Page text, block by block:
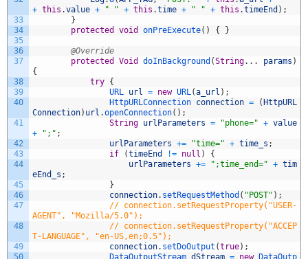
33
34
35
36
37
38
39
40
41
42
43
44
45
46
47
48
49
50
+ this .value + " " + this .time + " " + this .timeEnd ) ;
}
protected
void onPreExecute( ) { }
@Override
protected
Void doInBackground (String. . . params )
{
try {
URL url = new URL(a_url ) ;
HttpURLConnection connection = ( HttpURL
Connection) url .openConnection( ) ;
String urlParameters = "phone=" + value
+
";" ;
urlParameters += "time=" + time_s ;
if
(timeEnd != null )
{
urlParameters += ";time_end=" + tim
eEnd_s ;
}
connection. setRequestMethod ( "POST" ) ;
// connection.setRequestProperty("USER-
AGENT", "Mozilla/5.0");
// connection.setRequestProperty("ACCEP
T-LANGUAGE", "en-US,en;0.5");
connection. setDoOutput (true) ;
DataOutputStream dStream = new
DataOutp